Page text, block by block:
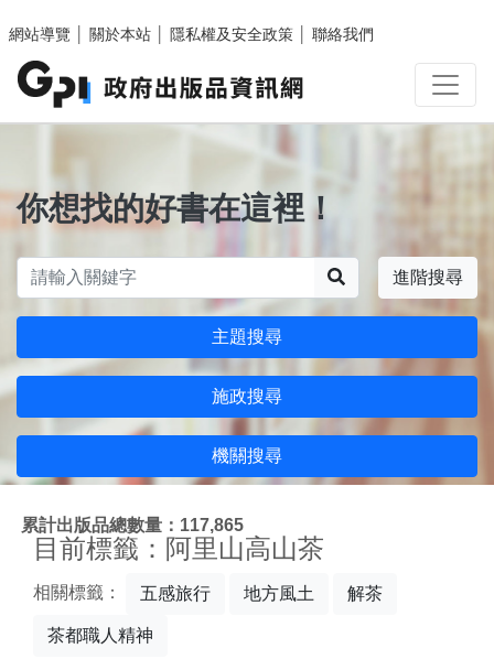
網站導覽
關於本站 隱私權及安全政策 聯絡我們
你想找的好書在這裡！
進階搜尋
主題搜尋
施政搜尋
機關搜尋
累計出版品總數量：117,865
目前標籤：阿里山高山茶
相關標籤： 五感旅行 地方風土 解茶
茶都職人精神